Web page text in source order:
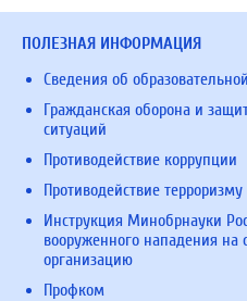
ПОЛЕЗНАЯ ИНФОРМАЦИЯ
Сведения об
Гражданская оборона и
ситуаций
Противодействие коррупции
Противодействие
Инструкция Минобрнауки
вооруженного нападения на
организацию
Профком